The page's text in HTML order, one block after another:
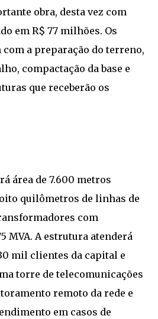
obra, desta vez com
em R$ 77 milhões. Os
a preparação do terreno,
compactação da base e
que receberão os
área de 7.600 metros
quilômetros de linhas de
com
MVA. A estrutura atenderá
mil clientes da capital e
torre de telecomunicações
remoto da rede e
em casos de